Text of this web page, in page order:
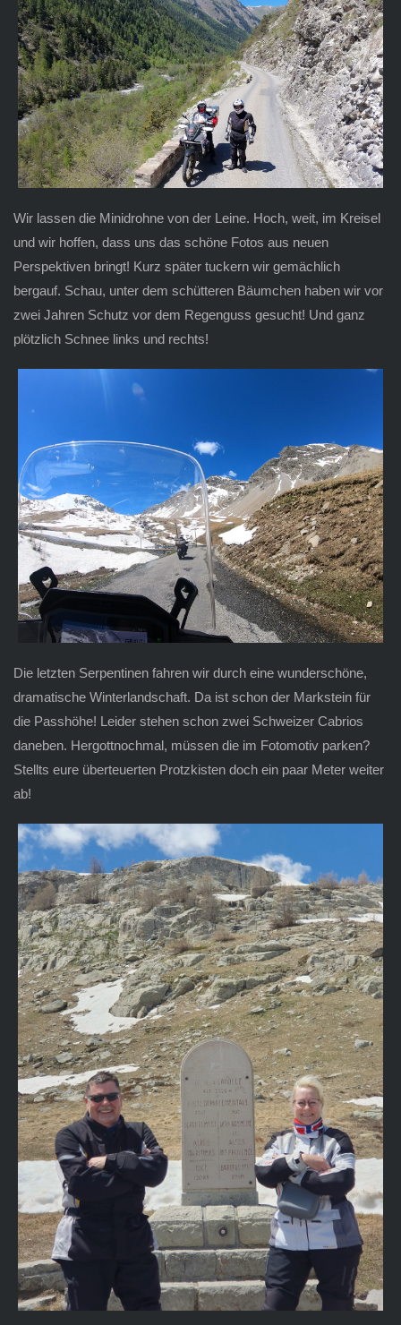
Wir lassen die Minidrohne von der Leine. Hoch, weit, im Kreisel
und wir hoffen, dass uns das schöne Fotos aus neuen
Perspektiven bringt! Kurz später tuckern wir gemächlich
bergauf. Schau, unter dem schütteren Bäumchen haben wir vor
zwei Jahren Schutz vor dem Regenguss gesucht! Und ganz
plötzlich Schnee links und rechts!
Die letzten Serpentinen fahren wir durch eine wunderschöne,
dramatische Winterlandschaft. Da ist schon der Markstein für
die Passhöhe! Leider stehen schon zwei Schweizer Cabrios
daneben. Hergottnochmal, müssen die im Fotomotiv parken?
Stellts eure überteuerten Protzkisten doch ein paar Meter weiter
ab!